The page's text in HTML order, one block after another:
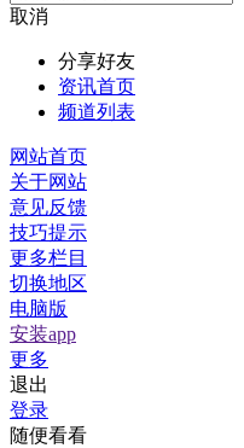
取消
分享好友
资讯首页
频道列表
网站首页
关于网站
意见反馈
技巧提示
更多栏目
切换地区
电脑版
安装app
更多
退出
登录
随便看看